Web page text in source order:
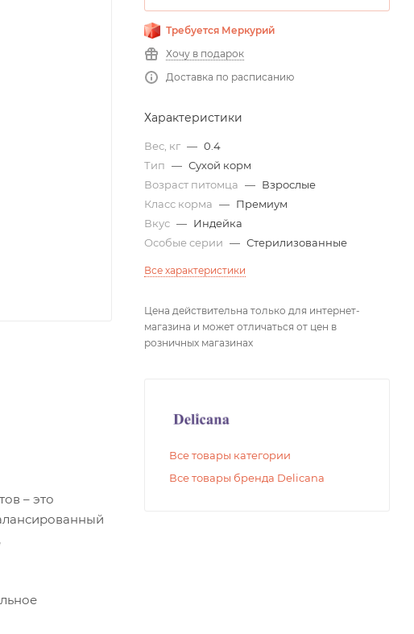
– это
Требуется Меркурий
Хочу в подарок
Доставка по расписанию
Характеристики
Вес, кг — 0.4
Тип — Сухой корм
Возраст питомца — Взрослые
Класс корма — Премиум
Вкус — Индейка
Особые серии — Стерилизованные
Все характеристики
Цена действительна только для интернет-
магазина и может отличаться от цен в
розничных магазинах
Все товары категории
Все товары бренда Delicana